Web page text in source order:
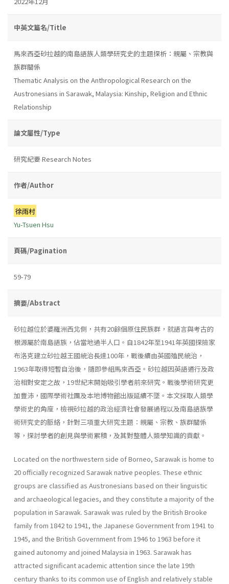
中英文篇名/Title
馬來西亞砂拉越的南島語族人類學研究史的主題探析：親屬、宗教與
族群關係
Thematic Analysis on the Anthropological Research on the
Austronesians in Sarawak, Malaysia: Kinship, Religion and Ethnic
Relationship
論文屬性/Type
研究紀要 Research Notes
作者/Author
徐雨村
Yu-Tsuen Hsu
頁碼/Pagination
59-79
摘要/Abstract
砂拉越位於婆羅洲西北側，共有20餘個原住民族群，就語言與考古的
根源屬於南島語族，佔當地過半人口。自1842年至1941年英國探險家
布洛克建立砂拉越王國統治長達100年，戰後續由英國殖民統治，
1963年取得短暫自治後，隨即參組馬來西亞。砂拉越因英語通行及政
治相對安定之故，19世紀末開始吸引學者前來研究。戰後學術研究更
加豐沛，國際學術社團及本地博物館出版延續不墜。本文採取人類學
學術史的角度，檢視砂拉越的政治經濟社會發展過程以及南島語族學
術研究史的脈絡，針對三項重大研究主題：親屬、宗教、族群關係
等，探討學者的創見與學術累積，及其對整體人類學知識的貢獻。
Located on the northwestern side of Borneo, Sarawak is home to
20 officially recognized Sarawak native peoples. These ethnic
groups are classified as Austronesians based on their linguistic
and archaeological legacies, and they constitute a majority of the
population in Sarawak. Sarawak was ruled by the British Brooke
family from 1842 to 1941, the Japanese Government from 1941 to
1945, and the British Government from 1946 to 1963 before it
gained autonomy and joined Malaysia in 1963. Sarawak has
attracted significant academic attention since the late 19th
century thanks to its common use of English and relatively stable